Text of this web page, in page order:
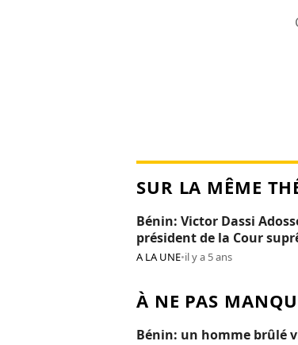
SUR LA MÊME
Bénin: Victor Dassi
président de la Cour
A LA UNE•il y a 5 ans
À NE PAS
Bénin: un homme brûlé